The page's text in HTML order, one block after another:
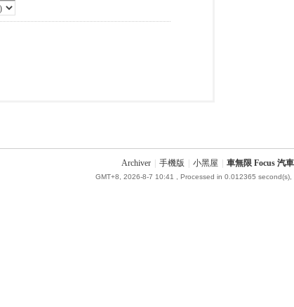
Archiver 手機版 小黑屋 車無限 Focus 汽
GMT+8, 2026-8-7 10:41 , Processed in 0.012365 second(s),